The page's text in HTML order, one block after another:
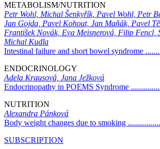
METABOLISM/NUTRITION
Petr Wohl, Michal Šenkyřík, Pavel Wohl, Petr
Jan Gojda, Pavel Kohout, Jan Maňák, Pavel
František Novák, Eva Meisnerová, Filip Fencl,
Michal Kudla
Intestinal failure and short bowel syndrome
ENDOCRINOLOGY
Adela Krausová, Jana Ježková
Endocrinopathy in POEMS Syndrome
NUTRITION
Alexandra Pánková
Body weight changes due to smoking
SUBSCRIPTION